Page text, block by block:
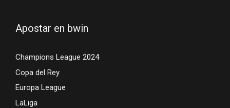
Apostar en bwin
Champions League 2024
Copa del Rey
Europa League
LaLiga